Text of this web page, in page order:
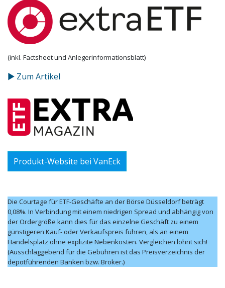
(inkl. Factsheet und Anlegerinformationsblatt)
▶ Zum Artikel
Produkt-Website bei VanEck
Die Courtage für ETF-Geschäfte an der Börse Düsseldorf beträgt
0,08%. In Verbindung mit einem niedrigen Spread und abhängig von
der Ordergröße kann dies für das einzelne Geschäft zu einem
günstigeren Kauf- oder Verkaufspreis führen, als an einem
Handelsplatz ohne explizite Nebenkosten. Vergleichen lohnt sich!
(Ausschlaggebend für die Gebühren ist das Preisverzeichnis der
depotführenden Banken bzw. Broker.)